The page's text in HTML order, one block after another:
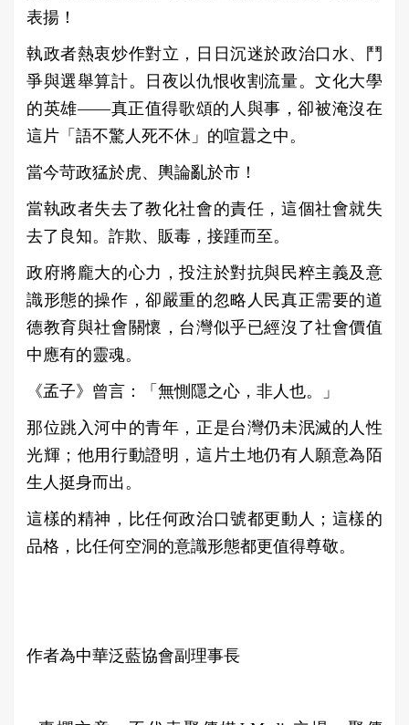
表揚！
執政者熱衷炒作對立，日日沉迷於政治口水、鬥
爭與選舉算計。日夜以仇恨收割流量。文化大學
的英雄——真正值得歌頌的人與事，卻被淹沒在
這片「語不驚人死不休」的喧囂之中。
當今苛政猛於虎、輿論亂於市！
當執政者失去了教化社會的責任，這個社會就失
去了良知。詐欺、販毒，接踵而至。
政府將龐大的心力，投注於對抗與民粹主義及意
識形態的操作，卻嚴重的忽略人民真正需要的道
德教育與社會關懷，台灣似乎已經沒了社會價值
中應有的靈魂。
《孟子》曾言：「無惻隱之心，非人也。」
那位跳入河中的青年，正是台灣仍未泯滅的人性
光輝；他用行動證明，這片土地仍有人願意為陌
生人挺身而出。
這樣的精神，比任何政治口號都更動人；這樣的
品格，比任何空洞的意識形態都更值得尊敬。
作者為中華泛藍協會副理事長